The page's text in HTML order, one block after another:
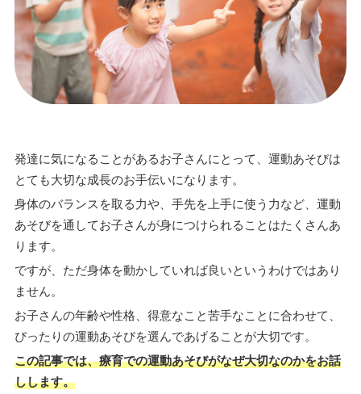
発達に気になることがあるお子さんにとって、運動あそびは
とても大切な成長のお手伝いになります。
身体のバランスを取る力や、手先を上手に使う力など、運動
あそびを通してお子さんが身につけられることはたくさんあ
ります。
ですが、ただ身体を動かしていれば良いというわけではあり
ません。
お子さんの年齢や性格、得意なこと苦手なことに合わせて、
ぴったりの運動あそびを選んであげることが大切です。
この記事では、療育での運動あそびがなぜ大切なのかをお話
しします。